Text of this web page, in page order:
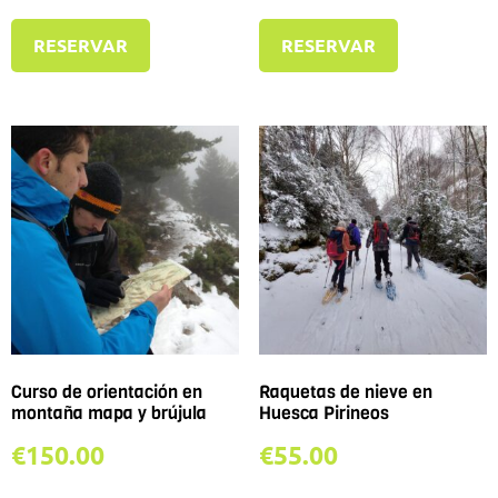
RESERVAR RESERVAR
Curso de orientación en
montaña mapa y brújula
€150.00
Raquetas de nieve en
Huesca Pirineos
€55.00